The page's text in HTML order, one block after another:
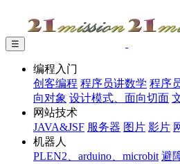
☰
编程入门
创客编程 程序员讲数学 程序
向对象 设计模式、面向切面
网站技术
JAVA&JSF 服务器 图片 影片
机器人
PLEN2、arduino、microbit 避